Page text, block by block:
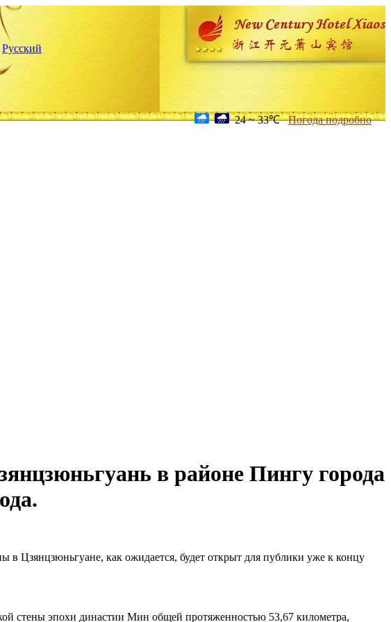
Русский
24 ~ 33℃ Погода подробно
в районе Пингу города
в Цзянцзюньгуане, как ожидается, будет открыт для публики уже к концу
стены эпохи династии Мин общей протяженностью 53,67 километра,